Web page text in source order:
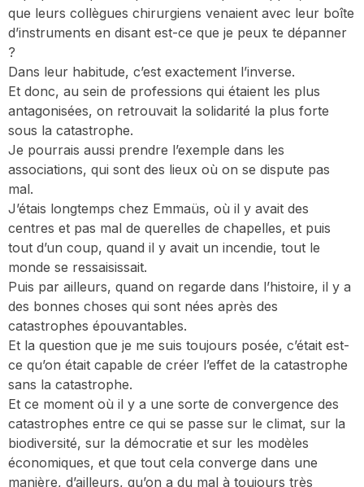
que leurs collègues chirurgiens venaient avec leur boîte
d’instruments en disant est-ce que je peux te dépanner
?
Dans leur habitude, c’est exactement l’inverse.
Et donc, au sein de professions qui étaient les plus
antagonisées, on retrouvait la solidarité la plus forte
sous la catastrophe.
Je pourrais aussi prendre l’exemple dans les
associations, qui sont des lieux où on se dispute pas
mal.
J’étais longtemps chez Emmaüs, où il y avait des
centres et pas mal de querelles de chapelles, et puis
tout d’un coup, quand il y avait un incendie, tout le
monde se ressaisissait.
Puis par ailleurs, quand on regarde dans l’histoire, il y a
des bonnes choses qui sont nées après des
catastrophes épouvantables.
Et la question que je me suis toujours posée, c’était est-
ce qu’on était capable de créer l’effet de la catastrophe
sans la catastrophe.
Et ce moment où il y a une sorte de convergence des
catastrophes entre ce qui se passe sur le climat, sur la
biodiversité, sur la démocratie et sur les modèles
économiques, et que tout cela converge dans une
manière, d’ailleurs, qu’on a du mal à toujours très